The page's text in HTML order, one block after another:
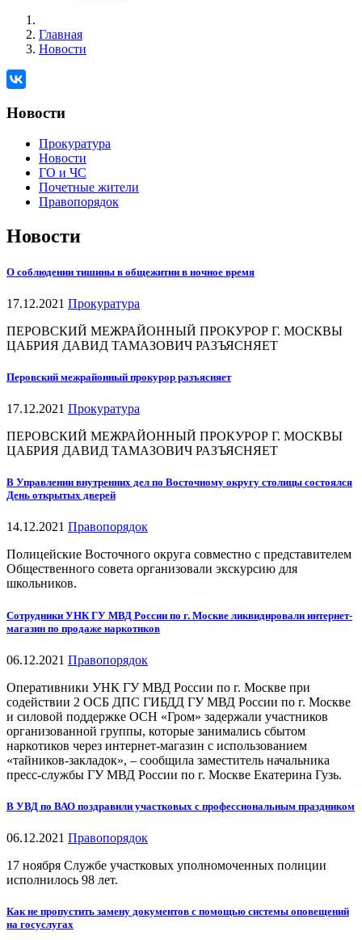
Главная
Новости
Новости
Прокуратура
Новости
ГО и ЧС
Почетные жители
Правопорядок
Новости
О соблюдении тишины в общежитии в ночное время
17.12.2021 Прокуратура
ПЕРОВСКИЙ МЕЖРАЙОННЫЙ ПРОКУРОР Г. МОСКВЫ
ЦАБРИЯ ДАВИД ТАМАЗОВИЧ РАЗЪЯСНЯЕТ
Перовский межрайонный прокурор разъясняет
17.12.2021 Прокуратура
ПЕРОВСКИЙ МЕЖРАЙОННЫЙ ПРОКУРОР Г. МОСКВЫ
ЦАБРИЯ ДАВИД ТАМАЗОВИЧ РАЗЪЯСНЯЕТ
В Управлении внутренних дел по Восточному округу столицы состоялся
День открытых дверей
14.12.2021 Правопорядок
Полицейские Восточного округа совместно с представителем
Общественного совета организовали экскурсию для
школьников.
Сотрудники УНК ГУ МВД России по г. Москве ликвидировали интернет-
магазин по продаже наркотиков
06.12.2021 Правопорядок
Оперативники УНК ГУ МВД России по г. Москве при
содействии 2 ОСБ ДПС ГИБДД ГУ МВД России по г. Москве
и силовой поддержке ОСН «Гром» задержали участников
организованной группы, которые занимались сбытом
наркотиков через интернет-магазин с использованием
«тайников-закладок», – сообщила заместитель начальника
пресс-службы ГУ МВД России по г. Москве Екатерина Гузь.
В УВД по ВАО поздравили участковых с профессиональным праздником
06.12.2021 Правопорядок
17 ноября Службе участковых уполномоченных полиции
исполнилось 98 лет.
Как не пропустить замену документов с помощью системы оповещений
на госуслугах